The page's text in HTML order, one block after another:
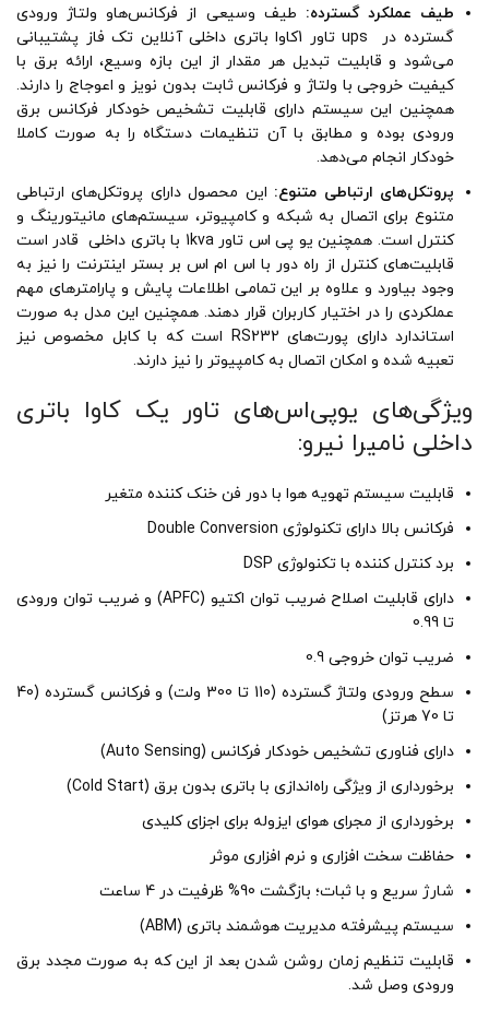
طیف عملکرد گسترده: طیف وسیعی از فرکانس‌هاو ولتاژ ورودی
گسترده در ups تاور 1کاوا باتری داخلی آنلاین تک فاز پشتیبانی
می‌شود و قابلیت تبدیل هر مقدار از این بازه وسیع، ارائه برق با
کیفیت خروجی با ولتاژ و فرکانس ثابت بدون نویز و اعوجاج را دارند.
همچنین این سیستم دارای قابلیت تشخیص خودکار فرکانس برق
ورودی بوده و مطابق با آن تنظیمات دستگاه را به صورت کاملا
خودکار انجام می‌دهد.
پروتکل‌های ارتباطی متنوع: این محصول دارای پروتکل‌های ارتباطی
متنوع برای اتصال به شبکه و کامپیوتر، سیستم‌های مانیتورینگ و
کنترل است. همچنین یو پی اس تاور 1kva با باتری داخلی قادر است
قابلیت‌های کنترل از راه دور با اس ام اس بر بستر اینترنت را نیز به
وجود بیاورد و علاوه بر این تمامی اطلاعات پایش و پارامترهای مهم
عملکردی را در اختیار کاربران قرار دهند. همچنین این مدل به صورت
استاندارد دارای پورت‌های RS232 است که با کابل مخصوص نیز
تعبیه شده و امکان اتصال به کامپیوتر را نیز دارند.
ویژگی‌های یوپی‌اس‌های تاور یک کاوا باتری
داخلی نامیرا نیرو:
قابلیت سیستم تهویه هوا با دور فن خنک کننده متغیر
فرکانس بالا دارای تکنولوژی Double Conversion
برد کنترل کننده با تکنولوژی DSP
دارای قابلیت اصلاح ضریب توان اکتیو (APFC) و ضریب توان ورودی
تا 0.99
ضریب توان خروجی 0.9
سطح ورودی ولتاژ گسترده (110 تا 300 ولت) و فرکانس گسترده (40
تا 70 هرتز)
دارای فناوری تشخیص خودکار فرکانس (Auto Sensing)
برخورداری از ویژگی راه‌اندازی با باتری بدون برق (Cold Start)
برخورداری از مجرای هوای ایزوله برای اجزای کلیدی
حفاظت سخت افزاری و نرم افزاری موثر
شارژ سریع و با ثبات؛ بازگشت 90% ظرفیت در 4 ساعت
سیستم پیشرفته مدیریت هوشمند باتری (ABM)
قابلیت تنظیم زمان روشن شدن بعد از این که به صورت مجدد برق
ورودی وصل شد.